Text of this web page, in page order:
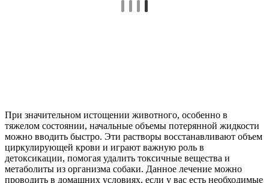
При значительном истощении животного, особенно в
тяжелом состоянии, начальные объемы потерянной жидкости
можно вводить быстро. Эти растворы восстанавливают объем
циркулирующей крови и играют важную роль в
детоксикации, помогая удалить токсичные вещества и
метаболиты из организма собаки. Данное лечение можно
проводить в домашних условиях, если у вас есть необходимые